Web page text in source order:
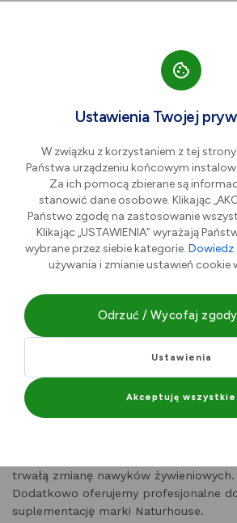
NATURHOUSE
Prowadzimy gabinet dietetyczny, w
indywidualne kuracje żywieniowe dla
chorobami dietozależnymi.
Specjalizujemy się w m.in. w pracy z
cukrzycą dyslipidemią, chorobami
trwałą zmianę nawyków żywieniowych.
Dodatkowo oferujemy profesjonalne
suplementację marki Naturhouse.
Ustawienia Twojej
W związku z korzystaniem z tej
Państwa urządzeniu końcowym
Za ich pomocą zbierane są
stanowić dane osobowe. Klikając
Państwo zgodę na zastosowanie
Klikając „USTAWIENIA” wyrażają
wybrane przez siebie kategorie. Dowiedz
używania i zmianie ustawień cookie
Odrzuć / Wycofaj zgody
Ustawienia
Akceptuję wszystkie